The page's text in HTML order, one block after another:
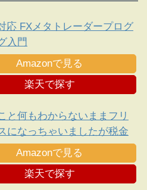
応 FXメタトレーダープログ
入門
Amazonで見る
楽天で探す
と何もわからないままフリ
になっちゃいましたが税金
い方法を教えてください!
Amazonで見る
楽天で探す